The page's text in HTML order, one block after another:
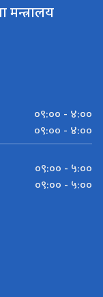
मन्त्रालय
०९:०० - ४:००
०९:०० - ४:००
०९:०० - ५:००
०९:०० - ५:००